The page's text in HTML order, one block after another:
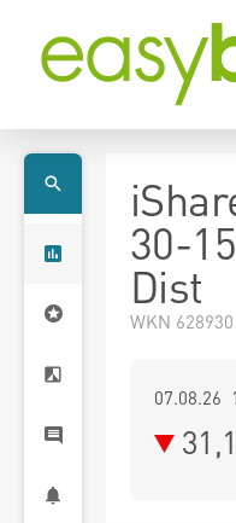
30-
Dist
WKN
07.08.26